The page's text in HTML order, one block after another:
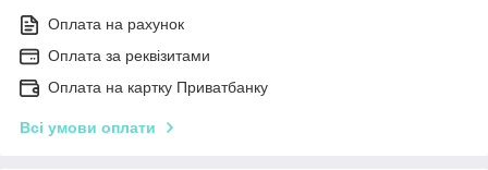
Оплата на рахунок
Оплата за реквізитами
Оплата на картку Приватбанку
Всі умови оплати